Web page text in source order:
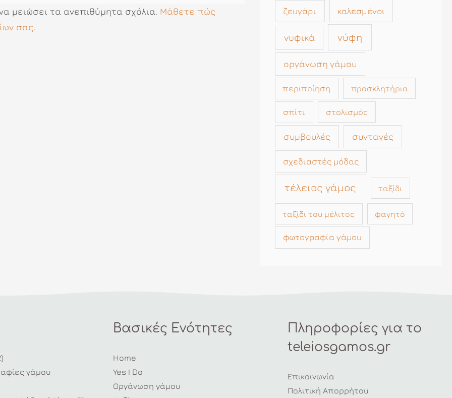
μειώσει τα ανεπιθύμητα σχόλια. Μάθετε πώς
σας.
ζευγάρι καλεσμένοι
νυφικά νύφη
οργάνωση γάμου
περιποίηση προσκλητήρια
σπίτι στολισμός
συμβουλές συνταγές
σχεδιαστές μόδας
τέλειος γάμος ταξίδι
ταξίδι του μέλιτος φαγητό
φωτογραφία γάμου
γάμου
Βασικές Ενότητες
Home
Yes I Do
Οργάνωση γάμου
Πληροφορίες για το
teleiosgamos.gr
Επικοινωνία
Πολιτική Απορρήτου